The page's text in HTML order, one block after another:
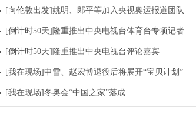
[向伦敦出发]姚明、郎平等加入央视奥运报道团队
[倒计时50天]隆重推出中央电视台体育台专项记者
[倒计时50天]隆重推出中央电视台评论嘉宾
[我在现场]申雪、赵宏博退役后将展开“宝贝计划”
[我在现场]冬奥会“中国之家”落成